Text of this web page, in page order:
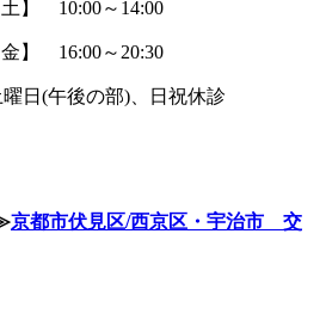
】 10:00～14:00
】 16:00～20:30
日(午後の部)、日祝休診
京都市伏見区/西京区・宇治市 交